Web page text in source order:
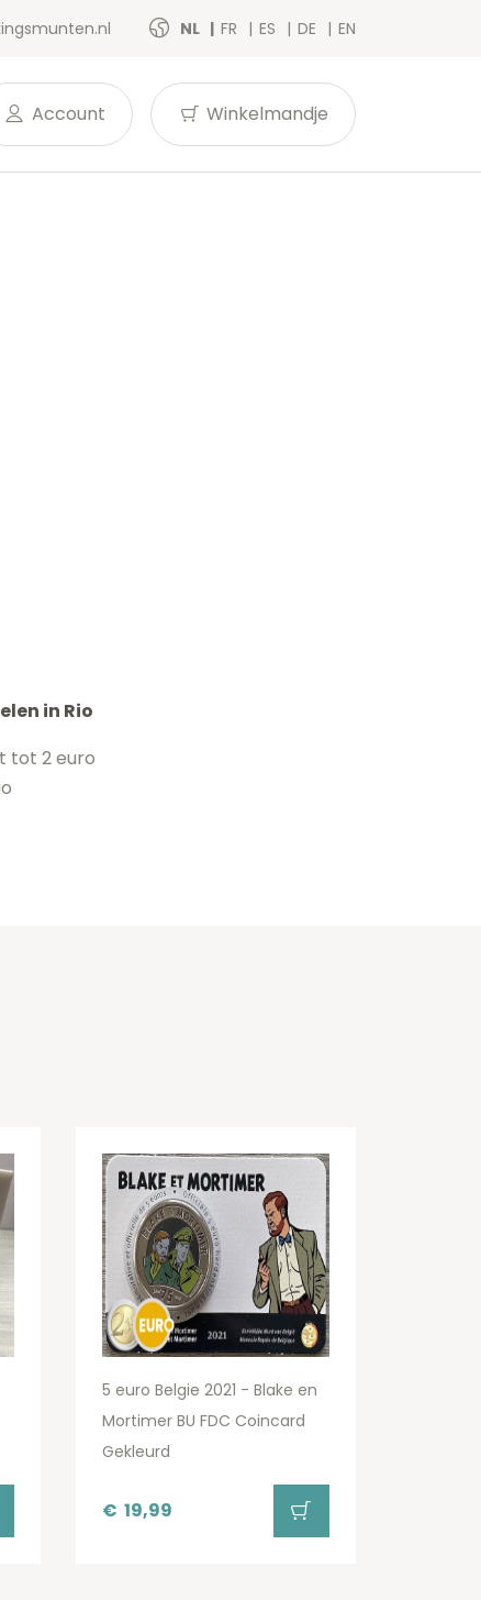
NL FR ES DE EN
Account Winkelmandje
in Rio
tot 2 euro
5 euro Belgie 2021 - Blake en
Mortimer BU FDC Coincard
Gekleurd
€ 19,99